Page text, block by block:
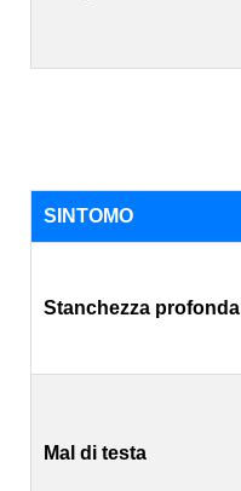
SINTOMO
Stanchezza profonda
Mal di testa